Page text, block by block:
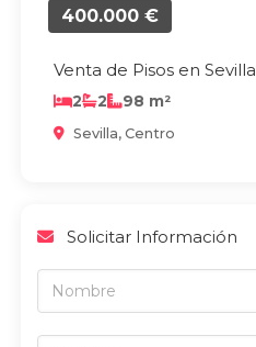
400.000 €
Venta de Pisos en Sevilla
2 2 98 m²
Sevilla, Centro
Solicitar Información